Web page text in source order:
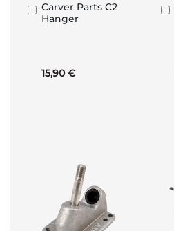
Carver Parts C2
Hanger
15,90 €
Aggiungi
al